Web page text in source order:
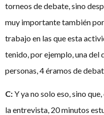
torneos de debate, sino
muy importante también
trabajo en las que esta
tenido, por ejemplo, una del
personas, 4 éramos de
C:Y ya no solo eso, sino
la entrevista, 20 minutos